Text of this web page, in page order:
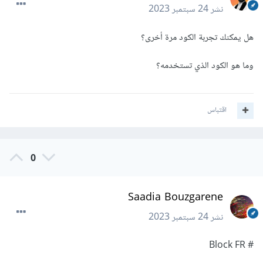
نشر24 سبتمبر 2023
هل يمكنك تجربة الكود مرة أخرى؟
وما هو الكود الذي تستخدمه؟
اقتباس
0
Saadia Bouzgarene
نشر24 سبتمبر 2023
# Block FR